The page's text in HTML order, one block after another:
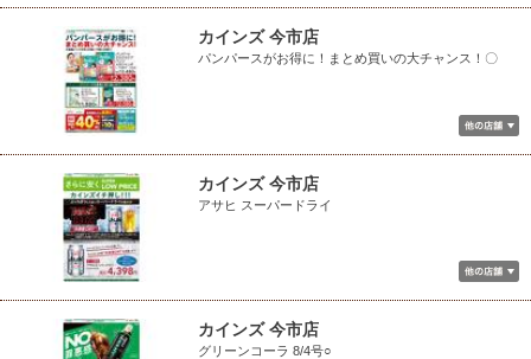
カインズ 今市店
パンパースがお得に！まとめ買いの大チャンス！〇
カインズ 今市店
アサヒ スーパードライ
カインズ 今市店
グリーンコーラ 8/4号○